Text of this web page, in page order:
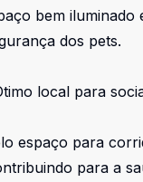
bem iluminado
dos pets.
local para
espaço para
para a